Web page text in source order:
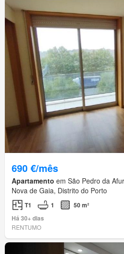
690 €/mês
Apartamento em São Pedro da
Nova de Gaia, Distrito do Porto
T1 1
50 m²
Há 30+ dias
RENTUMO